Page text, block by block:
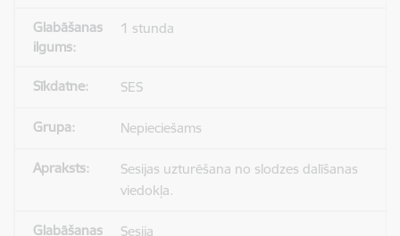
1 stunda
SES
Nepieciešams
Sesijas uzturēšana no slodzes dalīšanas
viedokļa.
Sesija